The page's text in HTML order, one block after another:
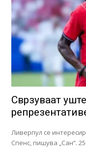
Сврзуваат
Ливерпул се
Спенс, пишува „Сан“.